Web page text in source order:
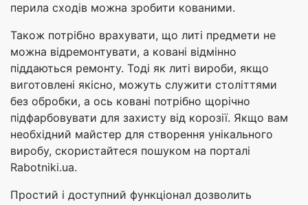
перила сходів можна зробити кованими.
Також потрібно врахувати, що литі предмети не
можна відремонтувати, а ковані відмінно
піддаються ремонту. Тоді як литі вироби, якщо
виготовлені якісно, можуть служити століттями
без обробки, а ось ковані потрібно щорічно
підфарбовувати для захисту від корозії. Якщо вам
необхідний майстер для створення унікального
виробу, скористайтеся пошуком на порталі
Rabotniki.ua.
Простий і доступний функціонал дозволить